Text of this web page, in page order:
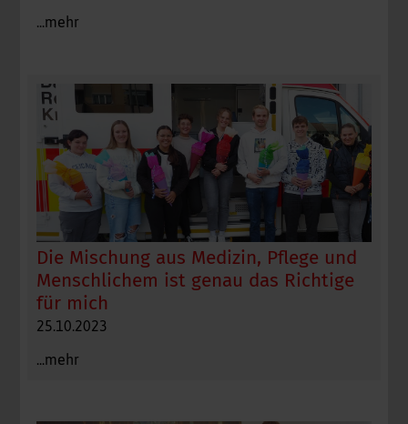
...mehr
Die Mischung aus Medizin, Pflege und
Menschlichem ist genau das Richtige
für mich
25.10.2023
...mehr